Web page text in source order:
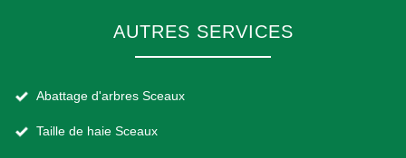
AUTRES SERVICES
Abattage d'arbres Sceaux
Taille de haie Sceaux